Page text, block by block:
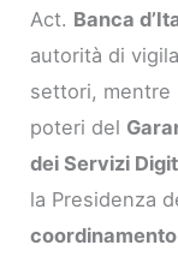
Act. Banca
autorità di
settori, mentre
poteri del
dei Servizi
la Presidenza
coordinamento